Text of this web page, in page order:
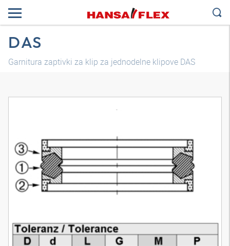
DAS
Garnitura zaptivki za klip za jednodelne klipove DAS